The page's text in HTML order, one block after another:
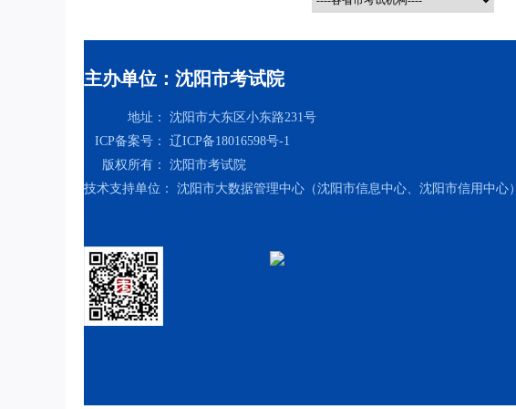
主办单位：沈阳市考试院
地址：
沈阳市大东区小东路231号
ICP备案号：
辽ICP备18016598号-1
版权所有：
沈阳市考试院
技术支持单位：
沈阳市大数据管理中心（沈阳市信息中心、沈阳市信用中心）